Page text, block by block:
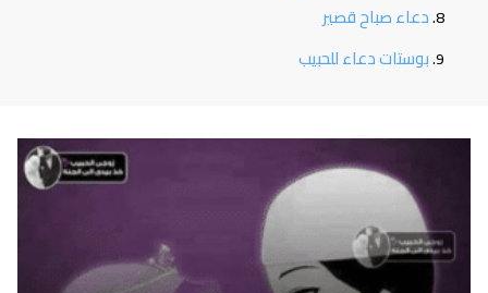
دعاء صباح قصير
بوستات دعاء للحبيب